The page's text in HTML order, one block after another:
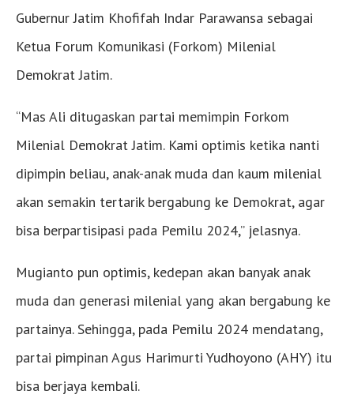
Gubernur Jatim Khofifah Indar Parawansa sebagai
Ketua Forum Komunikasi (Forkom) Milenial
Demokrat Jatim.
“Mas Ali ditugaskan partai memimpin Forkom
Milenial Demokrat Jatim. Kami optimis ketika nanti
dipimpin beliau, anak-anak muda dan kaum milenial
akan semakin tertarik bergabung ke Demokrat, agar
bisa berpartisipasi pada Pemilu 2024,” jelasnya.
Mugianto pun optimis, kedepan akan banyak anak
muda dan generasi milenial yang akan bergabung ke
partainya. Sehingga, pada Pemilu 2024 mendatang,
partai pimpinan Agus Harimurti Yudhoyono (AHY) itu
bisa berjaya kembali.